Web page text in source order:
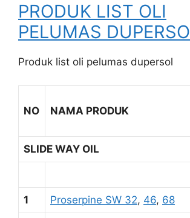
PRODUK LIST OLI
PELUMAS
Produk list oli pelumas dupersol
NO NAMA PRODUK
SLIDE WAY OIL
1 Proserpine SW 32, 46, 68